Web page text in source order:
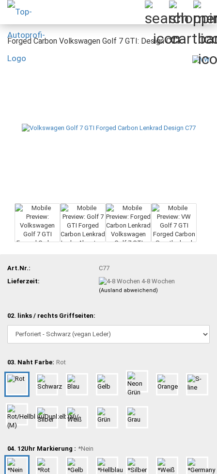
Forged Carbon Volkswagen Golf 7 GTI: Design C77
Art.Nr.:
C77
Lieferzeit:
4-8 Wochen
(Ausland abweichend)
02. links / rechts Griffseiten:
03. Naht Farbe: Rot
04. 12Uhr Markierung : *Nein